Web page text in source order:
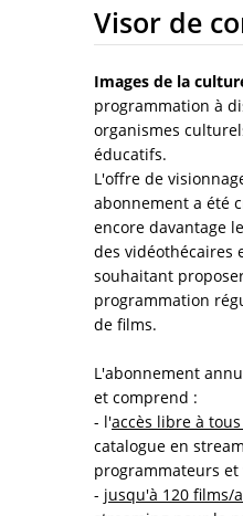
Images de la
programmation à
organismes
éducatifs.
L'offre de
abonnement a été
encore davantage
des vidéothécaires
souhaitant
programmation
de films.
L'abonnement
et comprend :
- l'accès libre à
catalogue en
programmateurs et
- jusqu'à 120 films/